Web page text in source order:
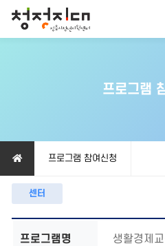
프로그램
프로그램 참여신청
센터
프로그램명 생활경제